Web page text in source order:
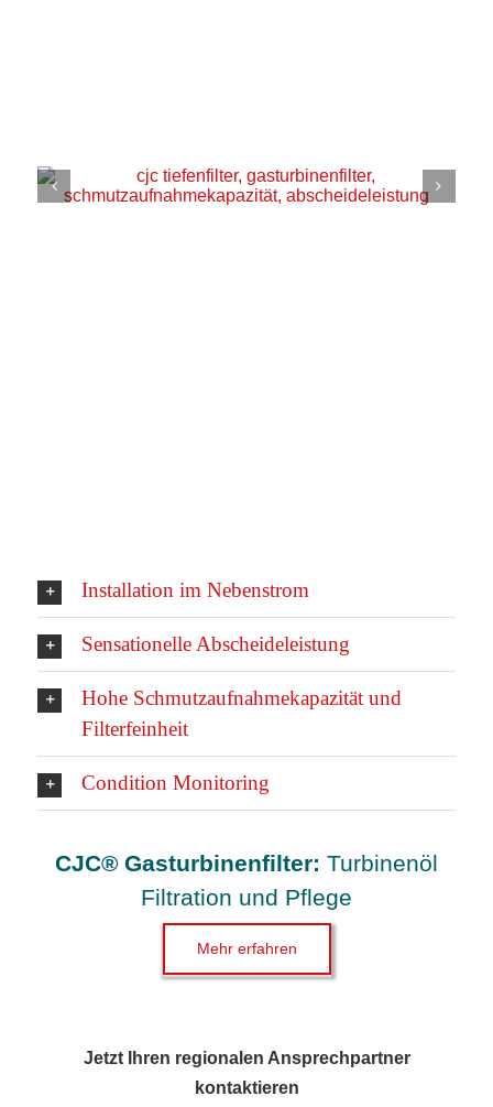
Installation im Nebenstrom
Sensationelle Abscheideleistung
Hohe Schmutzaufnahmekapazität und
Filterfeinheit
Condition Monitoring
CJC® Gasturbinenfilter: Turbinenöl
Filtration und Pflege
Mehr erfahren
Jetzt Ihren regionalen Ansprechpartner
kontaktieren